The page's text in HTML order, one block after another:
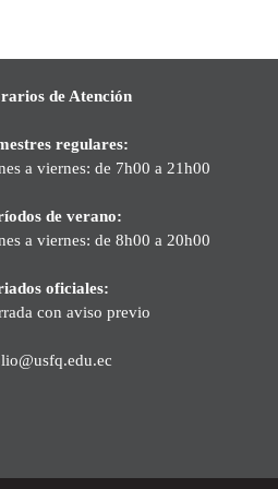
de Atención
regulares:
a viernes: de 7h00 a 21h00
de verano:
a viernes: de 8h00 a 20h00
oficiales:
con aviso previo